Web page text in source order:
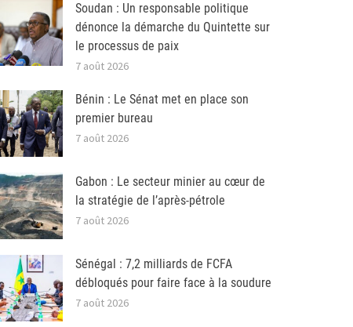
Soudan : Un responsable politique
dénonce la démarche du Quintette sur
le processus de paix
7 août 2026
Bénin : Le Sénat met en place son
premier bureau
7 août 2026
Gabon : Le secteur minier au cœur de
la stratégie de l’après-pétrole
7 août 2026
Sénégal : 7,2 milliards de FCFA
débloqués pour faire face à la soudure
7 août 2026